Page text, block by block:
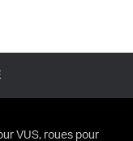
VUS, roues pour